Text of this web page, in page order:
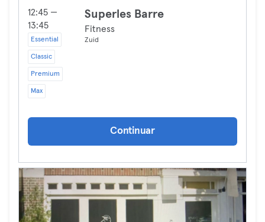
12:45 —
13:45
Essential
Classic
Premium
Max
Superles Barre
Fitness
Zuid
Continuar